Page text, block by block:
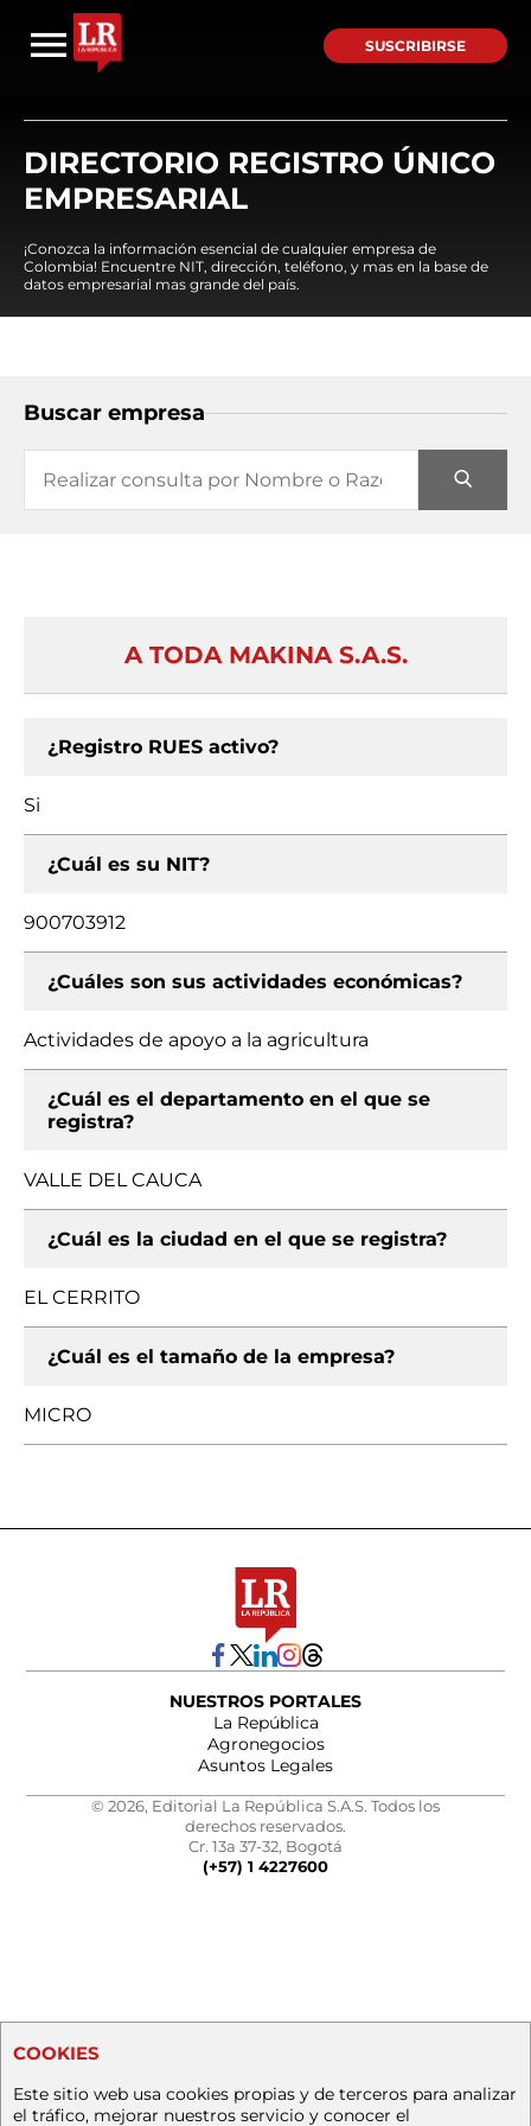
SUSCRIBIRSE
DIRECTORIO REGISTRO ÚNICO
EMPRESARIAL
¡Conozca la información esencial de cualquier empresa de
Colombia! Encuentre NIT, dirección, teléfono, y mas en la base de
datos empresarial mas grande del país.
Buscar empresa
A TODA MAKINA S.A.S.
¿Registro RUES activo?
Si
¿Cuál es su NIT?
900703912
¿Cuáles son sus actividades económicas?
Actividades de apoyo a la agricultura
¿Cuál es el departamento en el que se
registra?
VALLE DEL CAUCA
¿Cuál es la ciudad en el que se registra?
EL CERRITO
¿Cuál es el tamaño de la empresa?
MICRO
NUESTROS PORTALES
La República
Agronegocios
Asuntos Legales
© 2026, Editorial La República S.A.S. Todos los
derechos reservados.
Cr. 13a 37-32, Bogotá
(+57) 1 4227600
COOKIES
Este sitio web usa cookies propias y de terceros para analizar
el tráfico, mejorar nuestros servicio y conocer el